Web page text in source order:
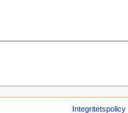
Integritetspolicy